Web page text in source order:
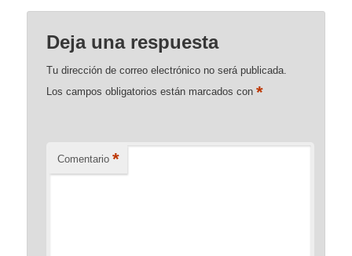
Deja una respuesta
Tu dirección de correo electrónico no será publicada.
Los campos obligatorios están marcados con*
Comentario *